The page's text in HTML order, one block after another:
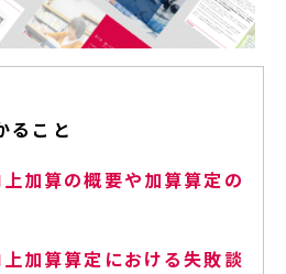
ること
加算の概要や加算算定の
加算算定における失敗談